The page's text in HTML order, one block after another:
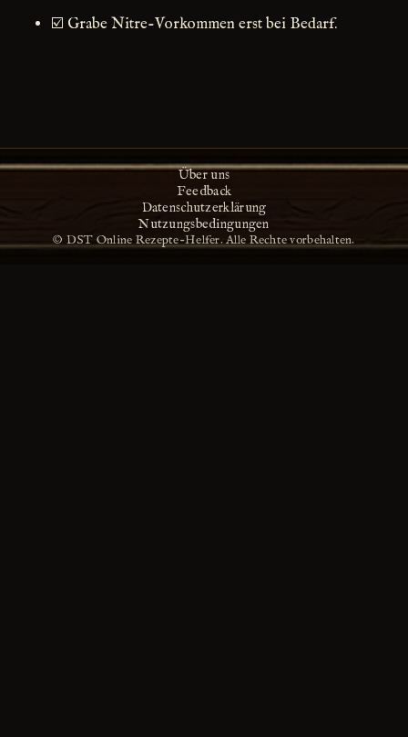
☑️ Grabe Nitre-Vorkommen erst bei Bedarf.
Über uns
Feedback
Datenschutzerklärung
Nutzungsbedingungen
© DST Online Rezepte-Helfer. Alle Rechte vorbehalten.